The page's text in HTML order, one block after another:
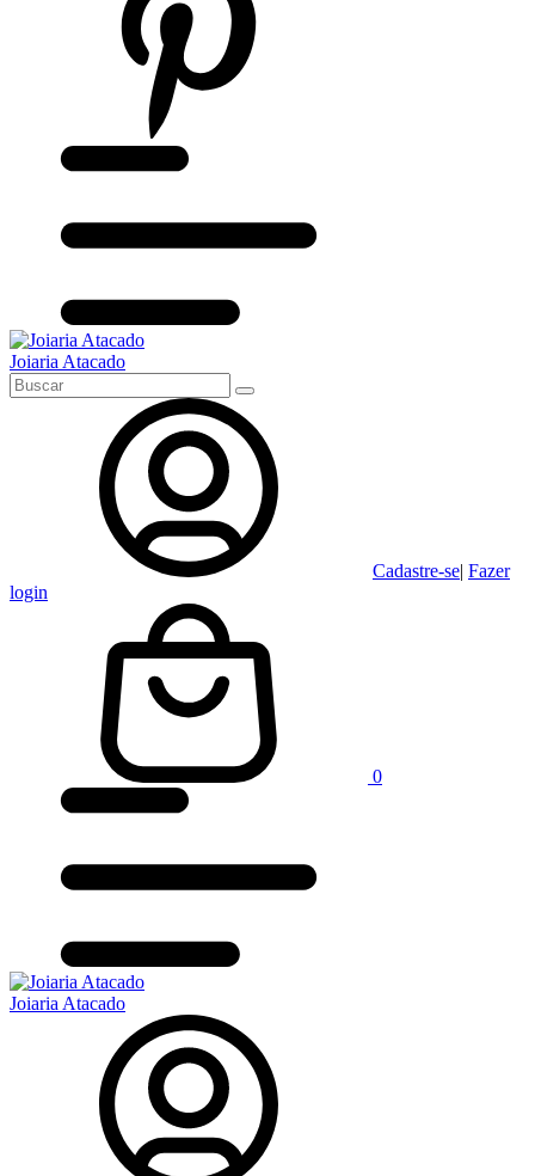
Joiaria Atacado
Cadastre-se| Fazer
login
0
Joiaria Atacado